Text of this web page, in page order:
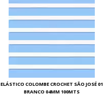
ELÁSTICO COLOMBE CROCHET SÃO JOSÉ 01
BRANCO 04MM 100MTS